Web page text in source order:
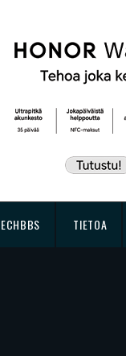
TIETOA